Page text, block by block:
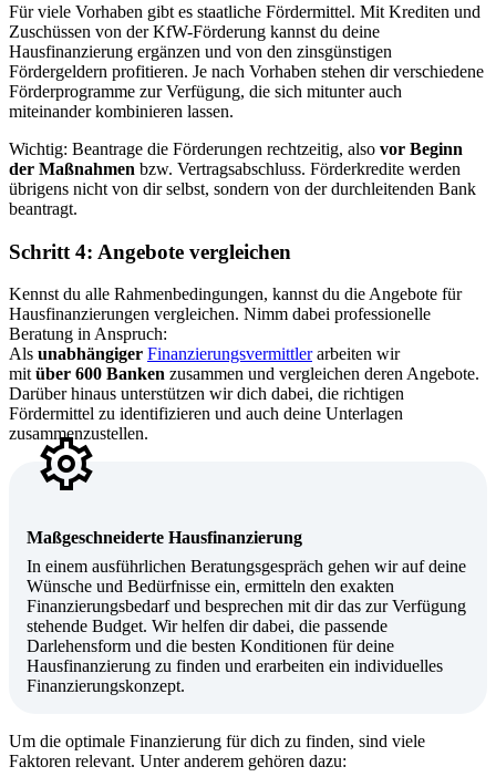
Für viele Vorhaben gibt es staatliche Fördermittel. Mit Krediten und
Zuschüssen von der KfW-Förderung kannst du deine
Hausfinanzierung ergänzen und von den zinsgünstigen
Fördergeldern profitieren. Je nach Vorhaben stehen dir verschiedene
Förderprogramme zur Verfügung, die sich mitunter auch
miteinander kombinieren lassen.
Wichtig: Beantrage die Förderungen rechtzeitig, also vor Beginn
der Maßnahmen bzw. Vertragsabschluss. Förderkredite werden
übrigens nicht von dir selbst, sondern von der durchleitenden Bank
beantragt.
Schritt 4: Angebote vergleichen
Kennst du alle Rahmenbedingungen, kannst du die Angebote für
Hausfinanzierungen vergleichen. Nimm dabei professionelle
Beratung in Anspruch:
Als unabhängiger Finanzierungsvermittler arbeiten wir
mit über 600 Banken zusammen und vergleichen deren Angebote.
Darüber hinaus unterstützen wir dich dabei, die richtigen
Fördermittel zu identifizieren und auch deine Unterlagen
zusammenzustellen.
Maßgeschneiderte Hausfinanzierung
In einem ausführlichen Beratungsgespräch gehen wir auf deine
Wünsche und Bedürfnisse ein, ermitteln den exakten
Finanzierungsbedarf und besprechen mit dir das zur Verfügung
stehende Budget. Wir helfen dir dabei, die passende
Darlehensform und die besten Konditionen für deine
Hausfinanzierung zu finden und erarbeiten ein individuelles
Finanzierungskonzept.
Um die optimale Finanzierung für dich zu finden, sind viele
Faktoren relevant. Unter anderem gehören dazu: